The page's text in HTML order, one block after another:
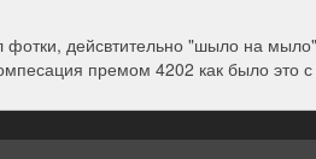
фотки, дейсвтительно "шыло на
премом 4202 как было это с